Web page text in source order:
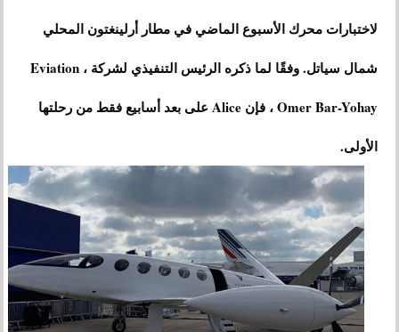
لاختبارات محرك الأسبوع الماضي في مطار أرلينغتون المحلي
شمال سياتل. وفقًا لما ذكره الرئيس التنفيذي لشركة Eviation ،
Omer Bar-Yohay ، فإن Alice على بعد أسابيع فقط من رحلتها
الأولى.